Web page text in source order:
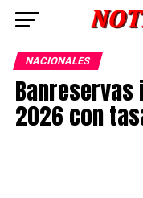
NACIONALES
Banreservas
2026 con